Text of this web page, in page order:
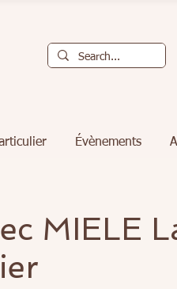
Évènements
MIELE